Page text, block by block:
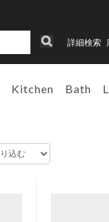
詳細検索
Kitchen Bath